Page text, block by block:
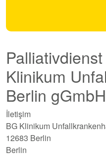
Klinikum
Berlin gGmbH
İletişim
BG Klinikum
12683 Berlin
Berlin